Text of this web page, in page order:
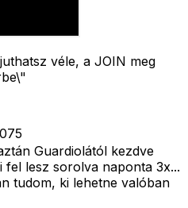
véle, a JOIN meg
Guardiolától kezdve
fel lesz sorolva naponta 3x...
tudom, ki lehetne valóban